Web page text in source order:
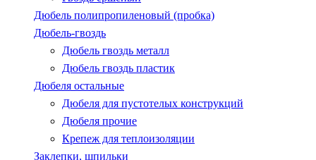
Дюбель полипропиленовый (пробка)
Дюбель-гвоздь
Дюбель гвоздь металл
Дюбель гвоздь пластик
Дюбеля остальные
Дюбеля для пустотелых конструкций
Дюбеля прочие
Крепеж для теплоизоляции
Заклепки, шпильки